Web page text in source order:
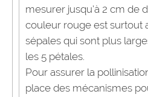
mesurer jusqu’à 2 cm de
couleur rouge est surtout
sépales qui sont plus
les 5 pétales.
Pour assurer la
place des mécanismes